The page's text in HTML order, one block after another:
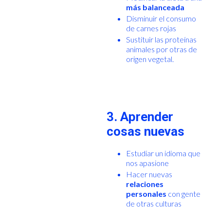
más balanceada
Disminuir el consumo
de carnes rojas
Sustituir las proteínas
animales por otras de
origen vegetal.
3. Aprender
cosas nuevas
Estudiar un idioma que
nos apasione
Hacer nuevas
relaciones
personales con gente
de otras culturas